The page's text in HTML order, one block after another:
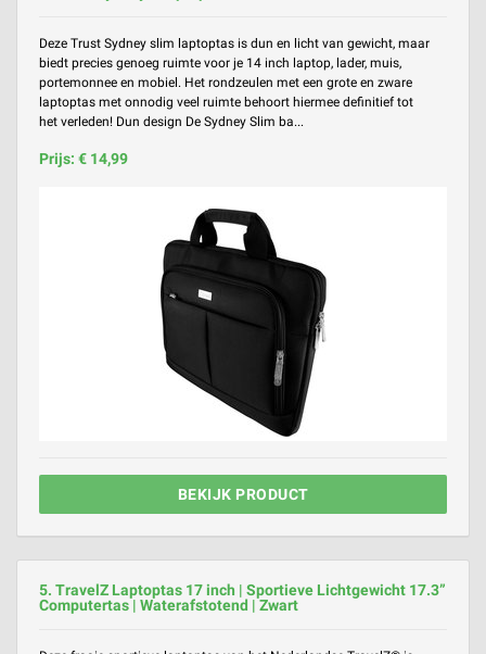
Deze Trust Sydney slim laptoptas is dun en licht van gewicht, maar
biedt precies genoeg ruimte voor je 14 inch laptop, lader, muis,
portemonnee en mobiel. Het rondzeulen met een grote en zware
laptoptas met onnodig veel ruimte behoort hiermee definitief tot
het verleden! Dun design De Sydney Slim ba...
Prijs: € 14,99
BEKIJK PRODUCT
5. TravelZ Laptoptas 17 inch | Sportieve Lichtgewicht 17.3”
Computertas | Waterafstotend | Zwart